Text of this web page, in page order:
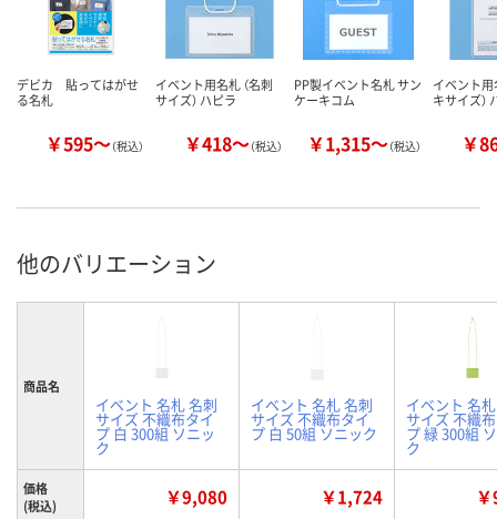
デビカ 貼ってはがせ
る名札
￥595～（税込）
イベント用名札 （名刺
サイズ） ハピラ
￥418～（税込）
PP製イベント名札 サン
ケーキコム
￥1,315～（税込）
イベント用
キサイズ）
￥
他のバリエーション
商品名
イベント 名札 名刺
サイズ 不織布タイ
プ 白 300組 ソニッ
ク
イベント 名札 名刺
サイズ 不織布タイ
プ 白 50組 ソニック
イベント 名
サイズ 不織
プ 緑 300組
ク
価格
(税込)
￥9,080 ￥1,724